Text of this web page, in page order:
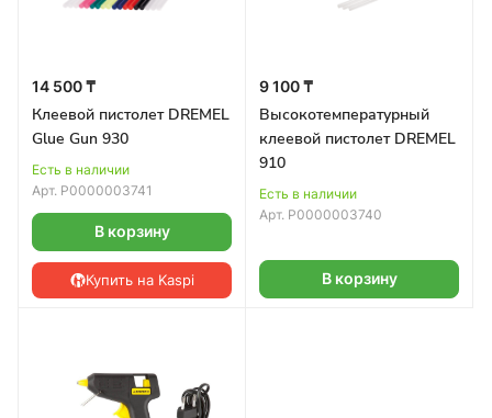
14 500 ₸
Клеевой пистолет DREMEL
Glue Gun 930
Есть в наличии
Арт. Р0000003741
В корзину
Купить на Kaspi
9 100 ₸
Высокотемпературный
клеевой пистолет DREMEL
910
Есть в наличии
Арт. Р0000003740
В корзину